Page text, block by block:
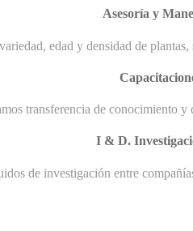
Asesoría y
edad y densidad de
transferencia de conocimiento
I & D.
de investigación entre